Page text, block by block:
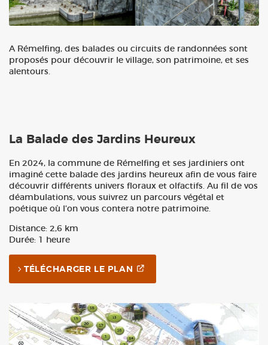
A Rémelfing, des balades ou circuits de randonnées sont
proposés pour découvrir le village, son patrimoine, et ses
alentours.
La Balade des Jardins Heureux
En 2024, la commune de Rémelfing et ses jardiniers ont
imaginé cette balade des jardins heureux afin de vous faire
découvrir différents univers floraux et olfactifs. Au fil de vos
déambulations, vous suivrez un parcours végétal et
poétique où l’on vous contera notre patrimoine.
Distance: 2,6 km
Durée: 1 heure
TÉLÉCHARGER LE PLAN